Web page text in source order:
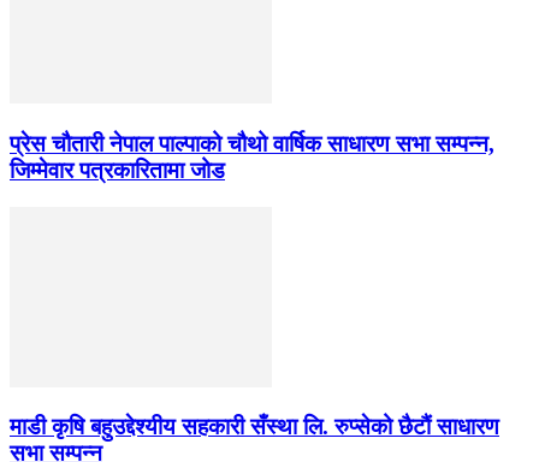
प्रेस चौतारी नेपाल पाल्पाको चौथो वार्षिक साधारण सभा सम्पन्न,
जिम्मेवार पत्रकारितामा जोड
माडी कृषि बहुउद्देश्यीय सहकारी सँस्था लि. रुप्सेको छैटाैं साधारण
सभा सम्पन्न